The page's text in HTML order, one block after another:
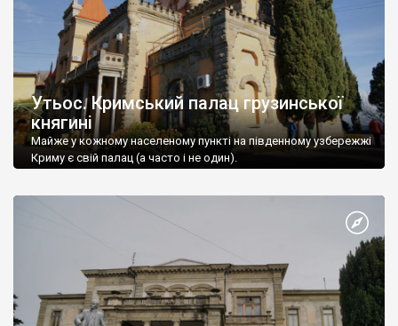
Утьос. Кримський палац грузинської
княгині
Майже у кожному населеному пункті на південному узбережжі
Криму є свій палац (а часто і не один).